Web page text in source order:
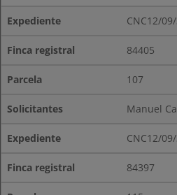
CNC12/
84405
107
Manuel
CNC12/
84397